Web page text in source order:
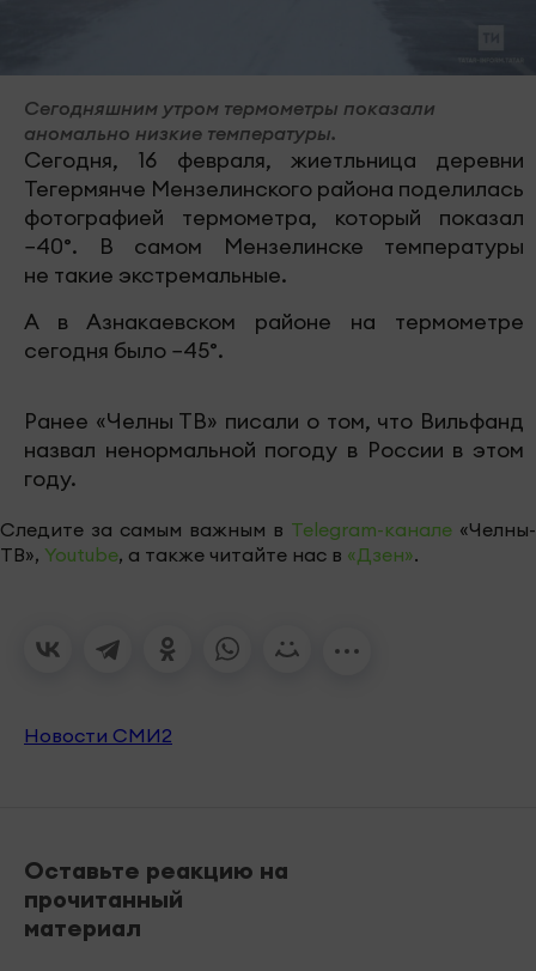
Сегодняшним утром термометры показали
аномально низкие температуры.
Сегодня, 16 февраля, жиетльница деревни
Тегермянче Мензелинского района поделилась
фотографией термометра, который показал
−40°. В самом Мензелинске температуры
не такие экстремальные.
А в Азнакаевском районе на термометре
сегодня было −45°.
Ранее «Челны ТВ» писали о том, что Вильфанд
назвал ненормальной погоду в России в этом
году.
Следите за самым важным в Telegram-канале «Челны-
ТВ», Youtube, а также читайте нас в «Дзен».
Новости СМИ2
Оставьте реакцию на
прочитанный
материал